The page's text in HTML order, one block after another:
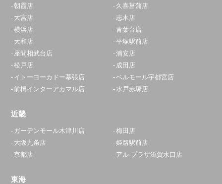
朝霞店
久喜菖蒲店
大宮店
志木店
横浜店
青葉台店
大和店
平塚駅前店
座間相武台店
浦安店
松戸店
成田店
イトーヨーカドー幕張店
ベルモール宇都宮店
前橋インターアカマル店
水戸赤塚店
近畿
ガーデンモール木津川店
梅田店
大阪九条店
姫路駅前店
京都店
アル·プラザ滋賀水口店
東海